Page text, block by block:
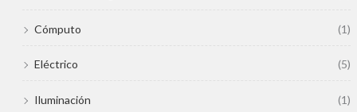
Cómputo (1)
Eléctrico (5)
Iluminación (1)